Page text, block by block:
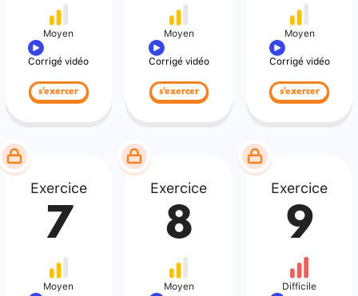
Moyen
Corrigé vidéo
s'exercer
Moyen
Corrigé vidéo
s'exercer
Moyen
Corrigé vidéo
s'exercer
Exercice
7
Moyen
Exercice
8
Moyen
Exercice
9
Difficile